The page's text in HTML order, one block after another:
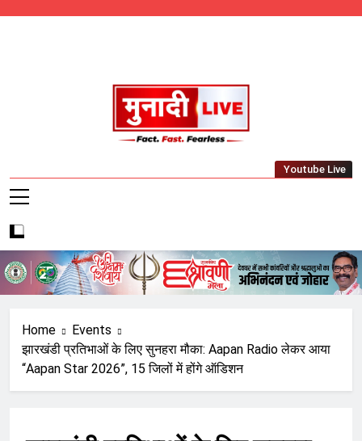
Munadi Live – Jharkhand's Leading Local
Youtube Live
Home
Events
झारखंडी प्रतिभाओं के लिए सुनहरा मौका: Aapan Radio लेकर आया
“Aapan Star 2026”, 15 जिलों में होंगे ऑडिशन